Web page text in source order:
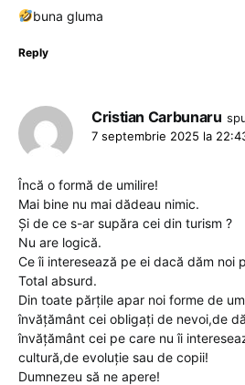
buna gluma
Reply
Cristian Carbunaru
7 septembrie 2025 la
Încă o formă de umilire!
Mai bine nu mai dădeau nimic.
Și de ce s-ar supăra cei din turism ?
Nu are logică.
Ce îi interesează pe ei dacă dăm noi
Total absurd.
Din toate părțile apar noi forme de
învățământ cei obligați de nevoi,de
învățământ cei pe care nu îi
cultură,de evoluție sau de copii!
Dumnezeu să ne apere!